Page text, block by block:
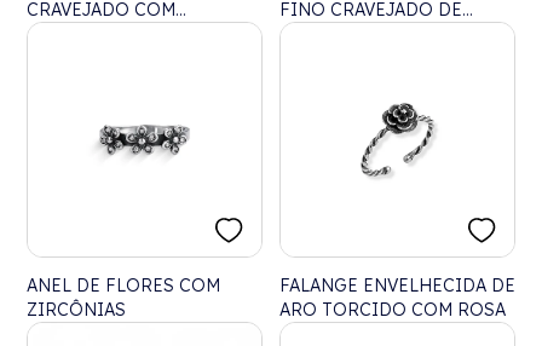
CRAVEJADO COM
ZIRCÔNIA RUBI ROSE
FINO CRAVEJADO DE
ZIRCÔNIAS
ANEL DE FLORES COM
ZIRCÔNIAS
FALANGE ENVELHECIDA DE
ARO TORCIDO COM ROSA